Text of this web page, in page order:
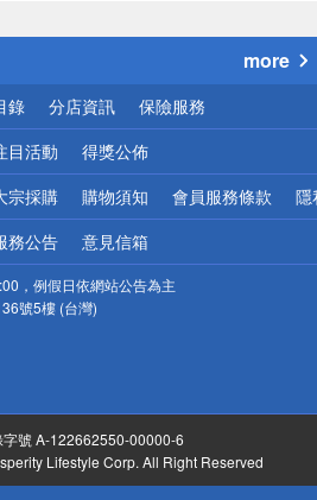
送
請小心！
more
錄 分店資訊 保險服務
目活動 得獎公佈
宗採購 購物須知 會員服務條款 隱
務公告 意見信箱
，例假日依網站公告為主
號5樓 (台灣)
號 A-122662550-00000-6
Lifestyle Corp. All Right Reserved